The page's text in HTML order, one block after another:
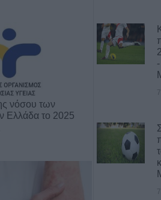
νόσου των
Ελλάδα το 2025